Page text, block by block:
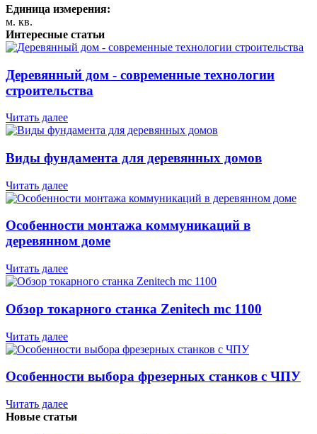
Единица измерения:
м. кв.
Интересные статьи
Деревянный дом - современные технологии
строительства
Читать далее
Виды фундамента для деревянных домов
Читать далее
Особенности монтажа коммуникаций в
деревянном доме
Читать далее
Обзор токарного станка Zenitech mc 1100
Читать далее
Особенности выбора фрезерных станков с ЧПУ
Читать далее
Новые статьи